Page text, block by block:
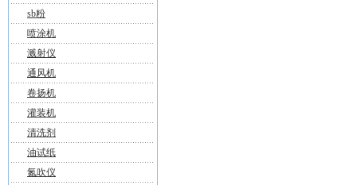
sb粉
喷涂机
溅射仪
通风机
卷扬机
灌装机
清洗剂
油试纸
氮吹仪